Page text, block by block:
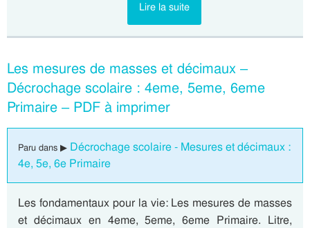
Lire la suite
Les mesures de masses et décimaux –
Décrochage scolaire : 4eme, 5eme, 6eme
Primaire – PDF à imprimer
Paru dans ▶ Décrochage scolaire - Mesures et décimaux :
4e, 5e, 6e Primaire
Les fondamentaux pour la vie: Les mesures de masses
et décimaux en 4eme, 5eme, 6eme Primaire. Litre,